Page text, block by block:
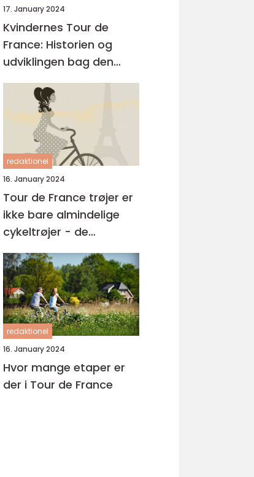
17. January 2024
Kvindernes Tour de
France: Historien og
udviklingen bag den
prestigefyldte cykelløb
redaktionel
16. January 2024
Tour de France trøjer er
ikke bare almindelige
cykeltrøjer - de
repræsenterer noget
langt større
redaktionel
16. January 2024
Hvor mange etaper er
der i Tour de France